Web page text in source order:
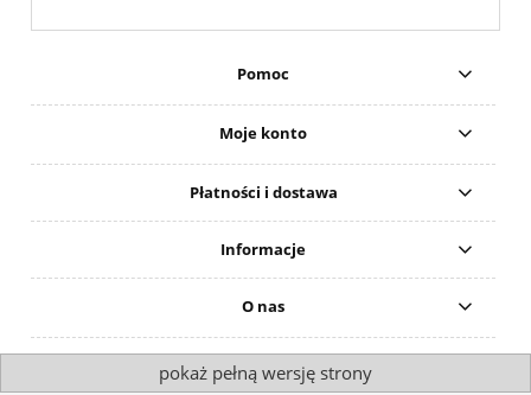
Pomoc
Moje konto
Płatności i dostawa
Informacje
O nas
pokaż pełną wersję strony